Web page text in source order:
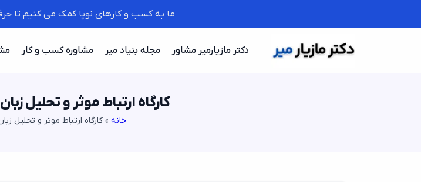
ما به کسب و کارهای نوپا کمک می کنیم تا
دکتر مازیارمیر مشاور مجله بنیاد میر مشاوره کسب و کار
کارگاه ارتباط موثر و تحلیل زبان
خانه » کارگاه ارتباط موثر و تحلیل زبان